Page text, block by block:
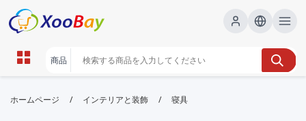
寝具 | XOOBAY B2B/B2C Marketplace
ホームページ / インテリアと装飾 / 寝具